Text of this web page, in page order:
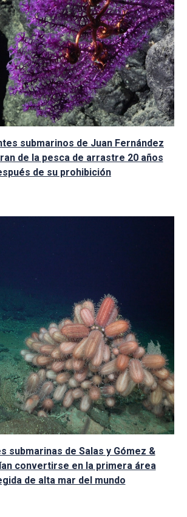
submarinos de Juan Fernández
de la pesca de arrastre 20 años
de su prohibición
submarinas de Salas y Gómez &
convertirse en la primera área
de alta mar del mundo